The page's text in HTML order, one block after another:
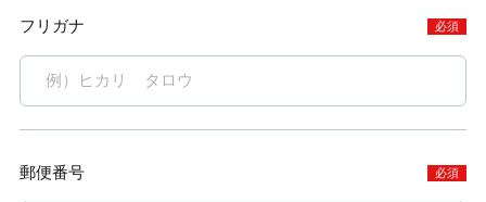
フリガナ 必須
郵便番号 必須